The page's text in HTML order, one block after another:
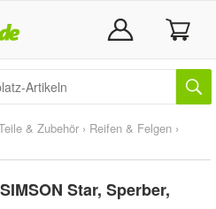
& Zubehör › Reifen & Felgen ›
Star, Sperber,